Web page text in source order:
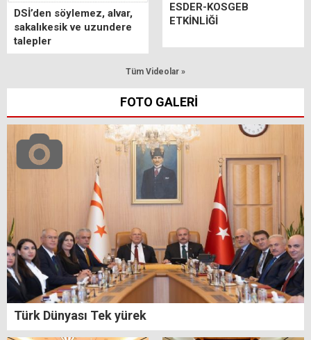
DSİ’den söylemez, alvar,
sakalıkesik ve uzundere
talepler
ESDER-KOSGEB
ETKİNLİĞİ
Tüm Videolar »
FOTO GALERİ
Türk Dünyası Tek yürek